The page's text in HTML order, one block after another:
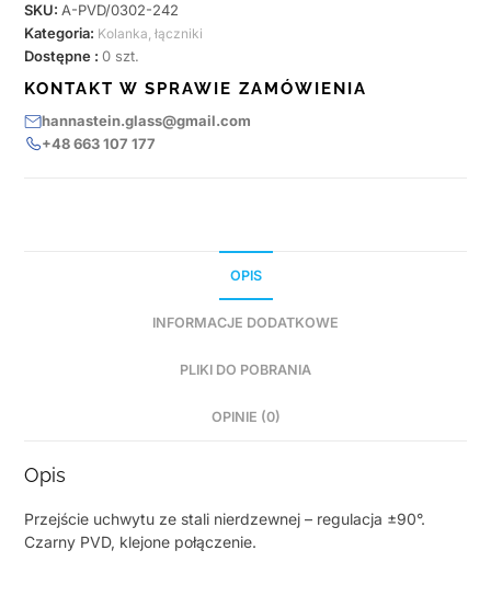
SKU: A-PVD/0302-242
Kategoria: Kolanka, łączniki
Dostępne :0 szt.
KONTAKT W SPRAWIE ZAMÓWIENIA
hannastein.glass@gmail.com
+48 663 107 177
OPIS
INFORMACJE DODATKOWE
PLIKI DO POBRANIA
OPINIE (0)
Opis
Przejście uchwytu ze stali nierdzewnej – regulacja ±90°.
Czarny PVD, klejone połączenie.